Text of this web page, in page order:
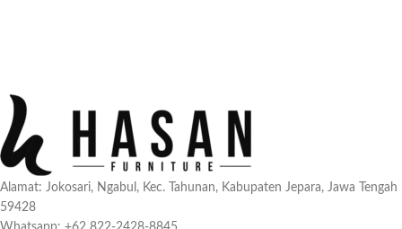
Alamat: Jokosari, Ngabul, Kec. Tahunan, Kabupaten Jepara, Jawa Tengah
59428